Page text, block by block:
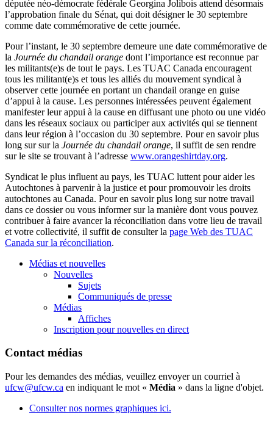
députée néo-démocrate fédérale Georgina Jolibois attend désormais
l’approbation finale du Sénat, qui doit désigner le 30 septembre
comme date commémorative de cette journée.
Pour l’instant, le 30 septembre demeure une date commémorative de
la Journée du chandail orange dont l’importance est reconnue par
les militants(e)s de tout le pays. Les TUAC Canada encouragent
tous les militant(e)s et tous les alliés du mouvement syndical à
observer cette journée en portant un chandail orange en guise
d’appui à la cause. Les personnes intéressées peuvent également
manifester leur appui à la cause en diffusant une photo ou une vidéo
dans les réseaux sociaux ou participer aux activités qui se tiennent
dans leur région à l’occasion du 30 septembre. Pour en savoir plus
long sur sur la Journée du chandail orange, il suffit de sen rendre
sur le site se trouvant à l’adresse www.orangeshirtday.org.
Syndicat le plus influent au pays, les TUAC luttent pour aider les
Autochtones à parvenir à la justice et pour promouvoir les droits
autochtones au Canada. Pour en savoir plus long sur notre travail
dans ce dossier ou vous informer sur la manière dont vous pouvez
contribuer à faire avancer la réconciliation dans votre lieu de travail
et votre collectivité, il suffit de consulter la page Web des TUAC
Canada sur la réconciliation.
Médias et nouvelles
Nouvelles
Sujets
Communiqués de presse
Médias
Affiches
Inscription pour nouvelles en direct
Contact médias
Pour les demandes des médias, veuillez envoyer un courriel à
ufcw@ufcw.ca en indiquant le mot « Média » dans la ligne d'objet.
Consulter nos normes graphiques ici.